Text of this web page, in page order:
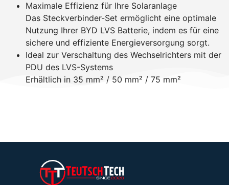
Maximale Effizienz für Ihre Solaranlage
Das Steckverbinder-Set ermöglicht eine optimale
Nutzung Ihrer BYD LVS Batterie, indem es für eine
sichere und effiziente Energieversorgung sorgt.
Ideal zur Verschaltung des Wechselrichters mit der
PDU des LVS-Systems
Erhältlich in 35 mm² / 50 mm² / 75 mm²